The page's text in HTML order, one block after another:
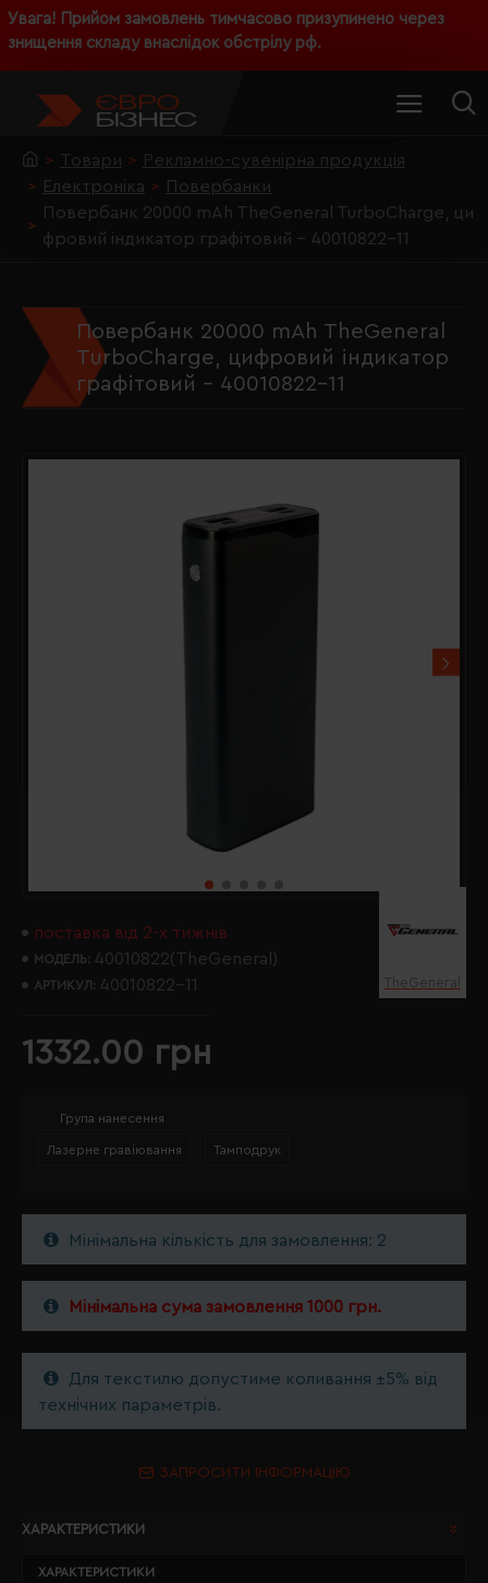
Увага! Прийом замовлень тимчасово призупинено через
знищення складу внаслідок обстрілу рф.
Товари
Рекламно-сувенірна продукція
Електроніка
Повербанки
Повербанк 20000 mAh TheGeneral TurboCharge, ци
фровий індикатор графітовий - 40010822-11
Повербанк 20000 mAh TheGeneral
TurboCharge, цифровий індикатор
графітовий - 40010822-11
поставка від 2-х тижнів
МОДЕЛЬ: 40010822(TheGeneral)
АРТИКУЛ: 40010822-11 TheGeneral
1332.00 грн
Група нанесення
Лазерне гравіювання Тамподрук
Мінімальна кількість для замовлення: 2
Мінімальна сума замовлення 1000 грн.
Для текстилю допустиме коливання ±5% від
технічних параметрів.
ЗАПРОСИТИ ІНФОРМАЦІЮ
ХАРАКТЕРИСТИКИ
ХАРАКТЕРИСТИКИ